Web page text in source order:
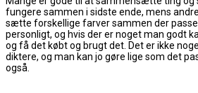
fungere sammen i sidste ende, mens
sætte forskellige farver sammen der
personligt, og hvis der er noget man godt
og få det købt og brugt det. Det er ikke
diktere, og man kan jo gøre lige som det
også.